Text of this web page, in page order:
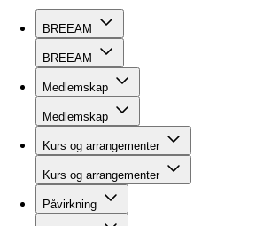
BREEAM
BREEAM
Medlemskap
Medlemskap
Kurs og arrangementer
Kurs og arrangementer
Påvirkning